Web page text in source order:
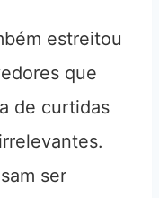
estreitou
que
de curtidas
ser